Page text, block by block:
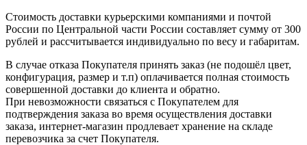
Стоимость доставки курьерскими компаниями и почтой
России по Центральной части России составляет сумму от 300
рублей и рассчитывается индивидуально по весу и габаритам.
В случае отказа Покупателя принять заказ (не подошёл цвет,
конфигурация, размер и т.п) оплачивается полная стоимость
совершенной доставки до клиента и обратно.
При невозможности связаться с Покупателем для
подтверждения заказа во время осуществления доставки
заказа, интернет-магазин продлевает хранение на складе
перевозчика за счет Покупателя.